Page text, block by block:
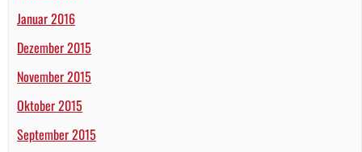
Januar 2016
Dezember 2015
November 2015
Oktober 2015
September 2015